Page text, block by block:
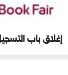
إغلاق باب